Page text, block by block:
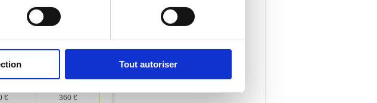
Tout autoriser
disposition
€ 360 €